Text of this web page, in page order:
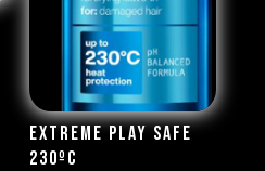
Extreme Play Safe
230ºc